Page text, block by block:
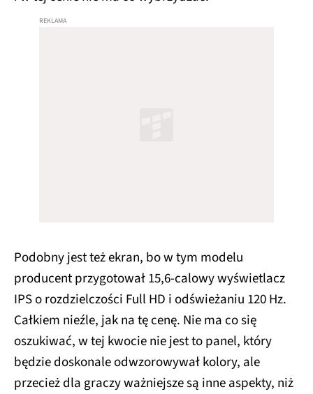
Podobny jest też ekran, bo w tym modelu
producent przygotował 15,6-calowy wyświetlacz
IPS o rozdzielczości Full HD i odświeżaniu 120 Hz.
Całkiem nieźle, jak na tę cenę. Nie ma co się
oszukiwać, w tej kwocie nie jest to panel, który
będzie doskonale odwzorowywał kolory, ale
przecież dla graczy ważniejsze są inne aspekty, niż